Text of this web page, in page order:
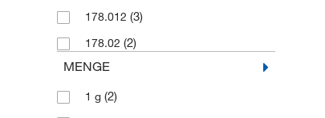
178.012 (3)
178.02 (2)
MENGE
1 g (2)